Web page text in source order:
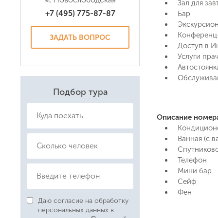
+7 (495) 775-87-87
ЗАДАТЬ ВОПРОС
Даю
Подбор тура
Даю согласие на обработку
персональных данных в
Зал для
Бар
Доступ в
Услуги
Описание
Ванная (с
Телефон
Мини бар
Сейф
Фен